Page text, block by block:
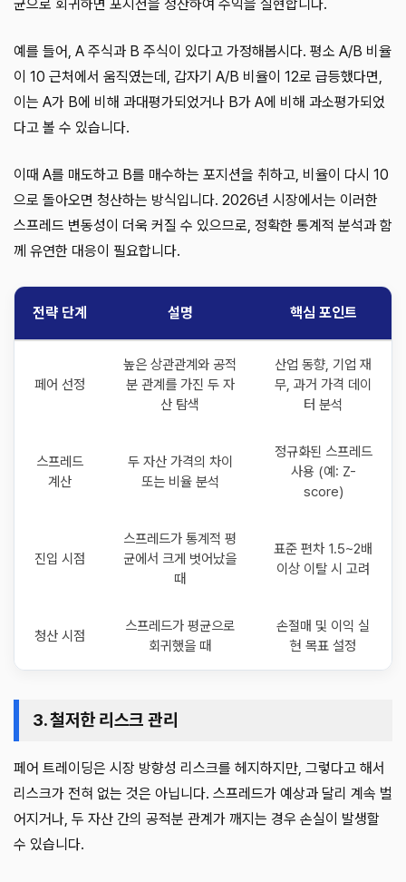
균으로 회귀하면 포지션을 청산하여 수익을 실현합니다.
예를 들어, A 주식과 B 주식이 있다고 가정해봅시다. 평소 A/B 비율
이 10 근처에서 움직였는데, 갑자기 A/B 비율이 12로 급등했다면,
이는 A가 B에 비해 과대평가되었거나 B가 A에 비해 과소평가되었
다고 볼 수 있습니다.
이때 A를 매도하고 B를 매수하는 포지션을 취하고, 비율이 다시 10
으로 돌아오면 청산하는 방식입니다. 2026년 시장에서는 이러한
스프레드 변동성이 더욱 커질 수 있으므로, 정확한 통계적 분석과 함
께 유연한 대응이 필요합니다.
전략 단계 설명 핵심 포인트
페어 선정
높은 상관관계와 공적
분 관계를 가진 두 자
산 탐색
산업 동향, 기업 재
무, 과거 가격 데이
터 분석
스프레드
계산
두 자산 가격의 차이
또는 비율 분석
정규화된 스프레드
사용 (예: Z-
score)
진입 시점
스프레드가 통계적 평
균에서 크게 벗어났을
때
표준 편차 1.5~2배
이상 이탈 시 고려
청산 시점
스프레드가 평균으로
회귀했을 때
손절매 및 이익 실
현 목표 설정
3. 철저한 리스크 관리
페어 트레이딩은 시장 방향성 리스크를 헤지하지만, 그렇다고 해서
리스크가 전혀 없는 것은 아닙니다. 스프레드가 예상과 달리 계속 벌
어지거나, 두 자산 간의 공적분 관계가 깨지는 경우 손실이 발생할
수 있습니다.